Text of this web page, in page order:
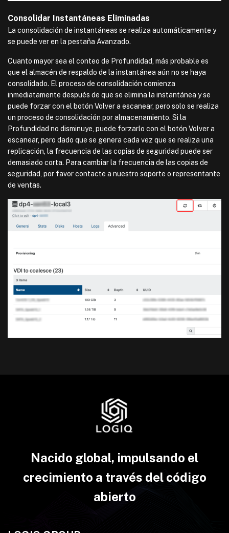
Consolidar Instantáneas Eliminadas
La consolidación de instantáneas se realiza automáticamente y
se puede ver en la pestaña Avanzado.
Cuanto mayor sea el conteo de Profundidad, más probable es
que el almacén de respaldo de la instantánea aún no se haya
consolidado. El proceso de consolidación comienza
inmediatamente después de que se elimina la instantánea y se
puede forzar con el botón Volver a escanear, pero solo se realiza
un proceso de consolidación por almacenamiento. Si la
Profundidad no disminuye, puede forzarlo con el botón Volver a
escanear, pero dado que se genera cada vez que se realiza una
replicación, la frecuencia de las copias de seguridad puede ser
demasiado corta. Para cambiar la frecuencia de las copias de
seguridad, por favor contacte a nuestro soporte o representante
de ventas.
Nacido global, impulsando el
crecimiento a través del código
abierto